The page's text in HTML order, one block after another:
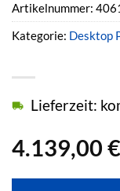
4.139,00 €
Lieferzeit:
Artikelnummer:
Kategorie: Desktop